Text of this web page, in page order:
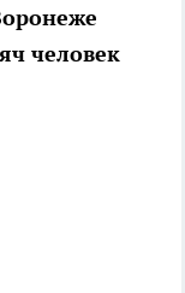
человек